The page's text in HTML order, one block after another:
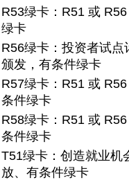
R53绿卡： R51 或
绿卡
R56绿卡： 投资者试点
颁发，有条件绿卡
R57绿卡： R51 或
条件绿卡
R58绿卡： R51 或
条件绿卡
T51绿卡： 创造就业
放、有条件绿卡